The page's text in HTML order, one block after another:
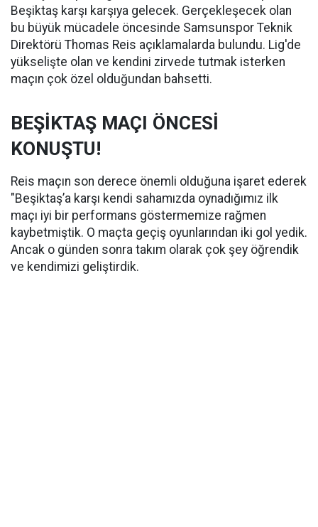
Beşiktaş karşı karşıya gelecek. Gerçekleşecek olan
bu büyük mücadele öncesinde Samsunspor Teknik
Direktörü Thomas Reis açıklamalarda bulundu. Lig'de
yükselişte olan ve kendini zirvede tutmak isterken
maçın çok özel olduğundan bahsetti.
BEŞİKTAŞ MAÇI ÖNCESİ
KONUŞTU!
Reis maçın son derece önemli olduğuna işaret ederek
"Beşiktaş’a karşı kendi sahamızda oynadığımız ilk
maçı iyi bir performans göstermemize rağmen
kaybetmiştik. O maçta geçiş oyunlarından iki gol yedik.
Ancak o günden sonra takım olarak çok şey öğrendik
ve kendimizi geliştirdik.